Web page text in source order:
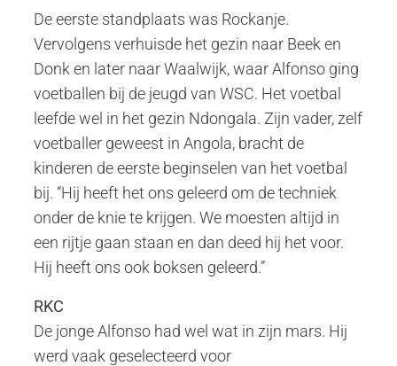
De eerste standplaats was Rockanje.
Vervolgens verhuisde het gezin naar Beek en
Donk en later naar Waalwijk, waar Alfonso ging
voetballen bij de jeugd van WSC. Het voetbal
leefde wel in het gezin Ndongala. Zijn vader, zelf
voetballer geweest in Angola, bracht de
kinderen de eerste beginselen van het voetbal
bij. “Hij heeft het ons geleerd om de techniek
onder de knie te krijgen. We moesten altijd in
een rijtje gaan staan en dan deed hij het voor.
Hij heeft ons ook boksen geleerd.”
RKC
De jonge Alfonso had wel wat in zijn mars. Hij
werd vaak geselecteerd voor